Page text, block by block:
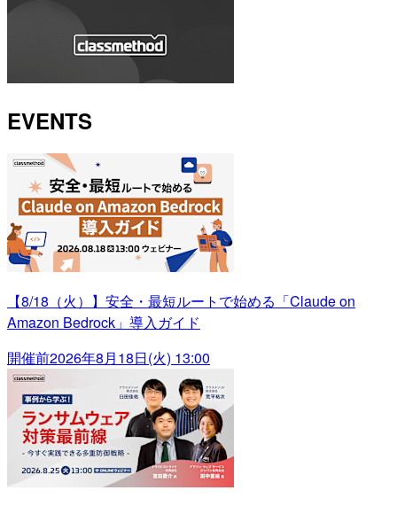
EVENTS
【8/18（火）】安全・最短ルートで始める「Claude on
Amazon Bedrock」導入ガイド
開催前2026年8月18日(火) 13:00